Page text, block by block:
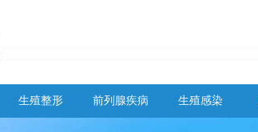
生殖整形 前列腺疾病 生殖感染